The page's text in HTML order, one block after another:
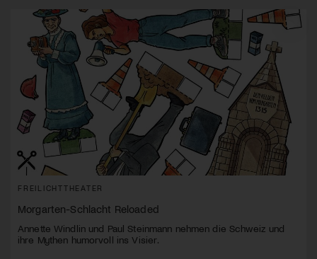
FREILICHTTHEATER
Morgarten-Schlacht Reloaded
Annette Windlin und Paul Steinmann nehmen die Schweiz und
ihre Mythen humorvoll ins Visier.